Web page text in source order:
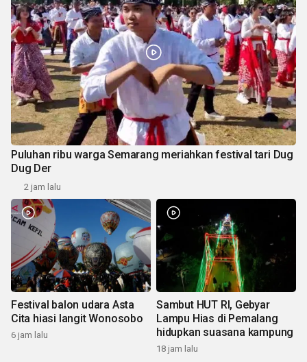
Puluhan ribu warga Semarang meriahkan festival tari Dug
Dug Der
2 jam lalu
Festival balon udara Asta
Cita hiasi langit Wonosobo
6 jam lalu
Sambut HUT RI, Gebyar
Lampu Hias di Pemalang
hidupkan suasana kampung
18 jam lalu